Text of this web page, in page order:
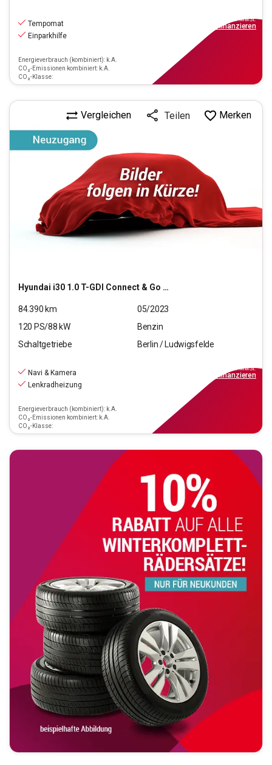
Tempomat
Einparkhilfe
Energieverbrauch (kombiniert): k.A.
CO₂-Emissionen kombiniert: k.A.
CO₂-Klasse:
inkl.MwSt.
finanzieren
Hyundai i30 1.0 T-GDI Connect & Go (EURO 6d)(OPF)
Vergleichen Teilen Merken
84.390 km
05/2023
120 PS/88 kW
Benzin
Schaltgetriebe
Berlin / Ludwigsfelde
Navi & Kamera
Lenkradheizung
Energieverbrauch (kombiniert): k.A.
CO₂-Emissionen kombiniert: k.A.
CO₂-Klasse:
inkl.MwSt.
finanzieren